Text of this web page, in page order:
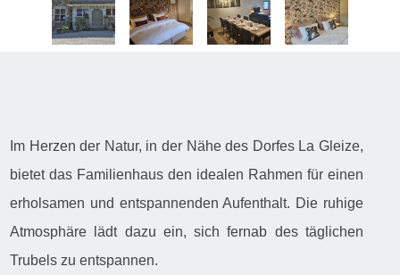
Im Herzen der Natur, in der Nähe des Dorfes La Gleize,
bietet das Familienhaus den idealen Rahmen für einen
erholsamen und entspannenden Aufenthalt. Die ruhige
Atmosphäre lädt dazu ein, sich fernab des täglichen
Trubels zu entspannen.